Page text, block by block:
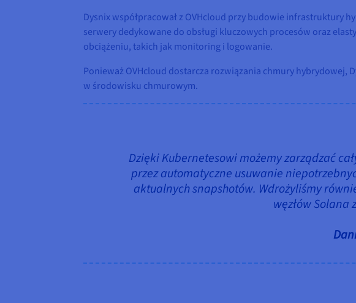
Dysnix współpracował z OVHcloud przy budowie infrastruktury
serwery dedykowane do obsługi kluczowych procesów oraz
obciążeniu, takich jak monitoring i logowanie.
Ponieważ OVHcloud dostarcza rozwiązania chmury hybrydowej,
w środowisku chmurowym.
Dzięki Kubernetesowi możemy zarządzać
przez automatyczne usuwanie
aktualnych snapshotów. Wdrożyliśmy
węzłów